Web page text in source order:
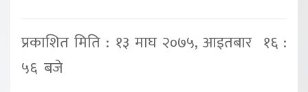
प्रकाशित मिति : १३ माघ २०७५, आइतबार १६ :
५६ बजे